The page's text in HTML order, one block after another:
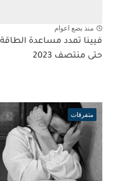
منذ بضع اعوام
فيينا تمدد مساعدة الطاقة
حتى منتصف 2023
متفرقات